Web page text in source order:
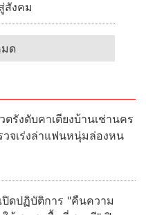
สังคม
ด
ตรังดับคาเตียงบ้านเช่านคร
วจเร่งล่าแฟนหนุ่มล่องหน
ปิดปฏิบัติการ "คืนความ